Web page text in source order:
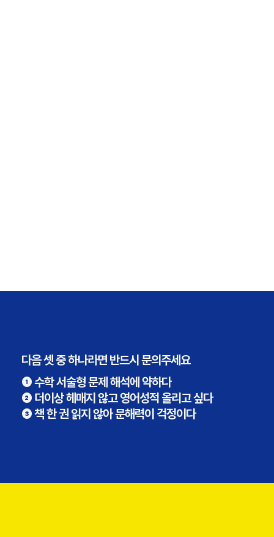
다음 셋 중 하나라면 반드시 문의주세요
❶ 수학 서술형 문제 해석에 약하다
❷ 더이상 헤매지 않고 영어성적 올리고 싶다
❸ 책 한 권 읽지 않아 문해력이 걱정이다